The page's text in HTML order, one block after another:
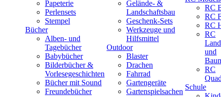
Papeterie
Perlensets
Stempel
Bücher
Alben- und
Tagebücher
Babybücher
Bilderbücher &
Vorlesegeschichten
Bücher mit Sound
Freundebücher
Gelände- &
Landschaftsbau
Geschenk-Sets
Werkzeuge und
Hilfsmittel
Outdoor
Blaster
Drachen
Fahrrad
Gartengeräte
Gartenspielsachen
RC
RC
RC
RC
und
RC
Schule